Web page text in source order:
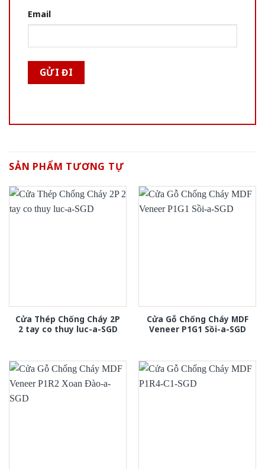
Email
SẢN PHẨM TƯƠNG TỰ
Cửa Thép Chống Cháy 2P
2 tay co thuy luc-a-SGD
Cửa Gỗ Chống Cháy MDF
Veneer P1G1 Sồi-a-SGD